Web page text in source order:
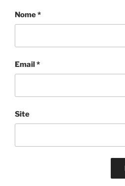
Nome*
Email*
Site